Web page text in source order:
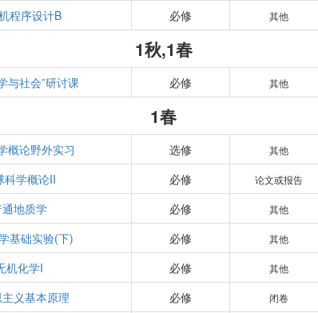
程序设计B 必修 其他
1秋,1春
与社会”研讨课 必修 其他
1春
概论野外实习 选修 其他
科学概论II 必修 论文或报告
地质学 必修 其他
基础实验(下) 必修 其他
机化学I 必修 其他
义基本原理 必修 闭卷